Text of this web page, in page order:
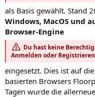
als Basis gewählt. Stand
Windows, MacOS und
Browser-Engine
Du hast keine
Anmelden oderRegistrieren
eingesetzt. Dies ist auf
basierten Browsers
Tagen wurde die